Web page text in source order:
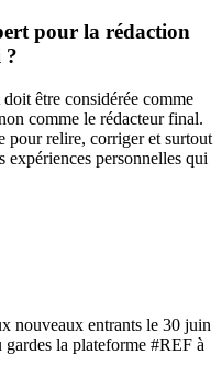
pour la rédaction
?
être considérée comme
comme le rédacteur final.
pour relire, corriger et surtout
expériences personnelles qui
nouveaux entrants le 30 juin
la plateforme #REF à